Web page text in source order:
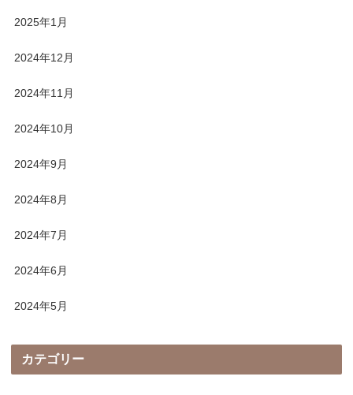
2025年1月
2024年12月
2024年11月
2024年10月
2024年9月
2024年8月
2024年7月
2024年6月
2024年5月
カテゴリー